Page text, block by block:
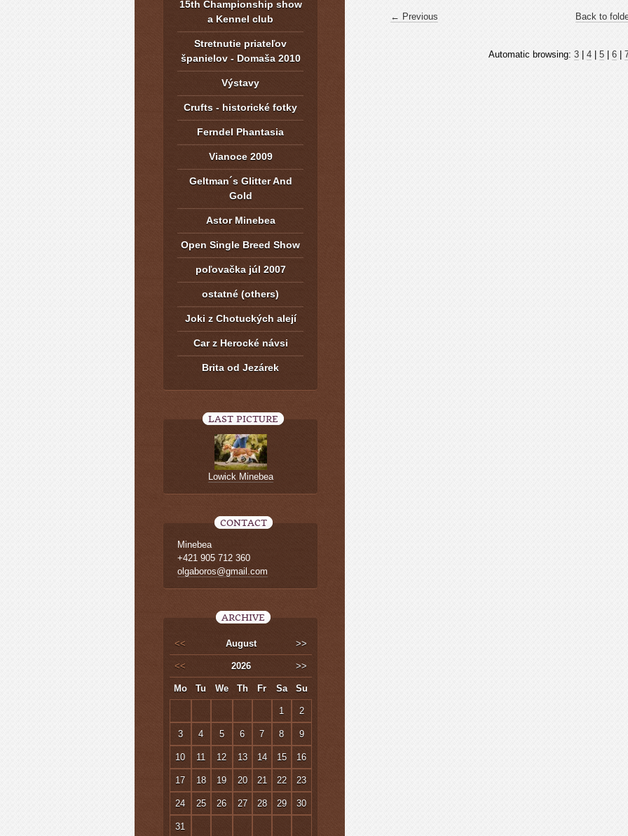
← Previous Back to
Automatic browsing: 3 4 5 6
15th Championship show
a Kennel club
Stretnutie priateľov
španielov - Domaša 2010
Výstavy
Crufts - historické fotky
Ferndel Phantasia
Vianoce 2009
Geltman´s Glitter And
Gold
Astor Minebea
Open Single Breed Show
poľovačka júl 2007
ostatné (others)
Joki z Chotuckých alejí
Car z Herocké návsi
Brita od Jezárek
LAST PICTURE
Lowick Minebea
CONTACT
Minebea
+421 905 712 360
olgaboros@gmail.com
ARCHIVE
<< August >>
<< 2026 >>
Mo Tu We Th Fr Sa Su
1 2
3 4 5 6 7 8 9
10 11 12 13 14 15 16
17 18 19 20 21 22 23
24 25 26 27 28 29 30
31